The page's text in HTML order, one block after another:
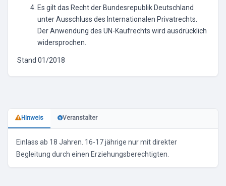
Es gilt das Recht der Bundesrepublik Deutschland
unter Ausschluss des Internationalen Privatrechts.
Der Anwendung des UN-Kaufrechts wird ausdrücklich
widersprochen.
Stand 01/2018
Hinweis Veranstalter
Einlass ab 18 Jahren. 16-17 jährige nur mit direkter
Begleitung durch einen Erziehungsberechtigten.